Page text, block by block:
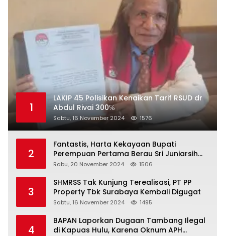
1
LAKIP 45 Polisikan Kenaikan Tarif RSUD dr
Abdul Rivai 300℅
Sabtu, 16 November 2024 1576
2
Fantastis, Harta Kekayaan Bupati
Perempuan Pertama Berau Sri Juniarsih
Mas Naik Rp20 Miliar Selama Menjabat
Rabu, 20 November 2024 1506
3
SHMRSS Tak Kunjung Terealisasi, PT PP
Property Tbk Surabaya Kembali Digugat
Sabtu, 16 November 2024 1495
4
BAPAN Laporkan Dugaan Tambang Ilegal
di Kapuas Hulu, Karena Oknum APH